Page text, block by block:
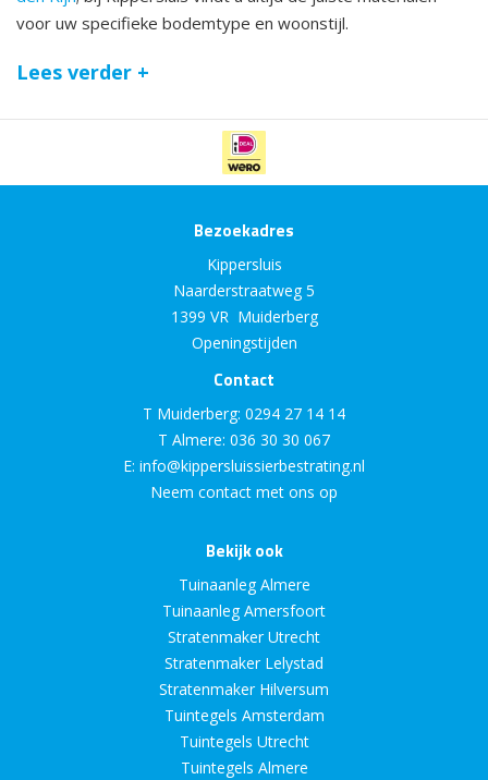
voor uw specifieke bodemtype en woonstijl.
Lees verder +
Bezoekadres
Kippersluis
Naarderstraatweg 5
1399 VR Muiderberg
Openingstijden
Contact
T Muiderberg: 0294 27 14 14
T Almere: 036 30 30 067
E: info@kippersluissierbestrating.nl
Neem contact met ons op
Bekijk ook
Tuinaanleg Almere
Tuinaanleg Amersfoort
Stratenmaker Utrecht
Stratenmaker Lelystad
Stratenmaker Hilversum
Tuintegels Amsterdam
Tuintegels Utrecht
Tuintegels Almere